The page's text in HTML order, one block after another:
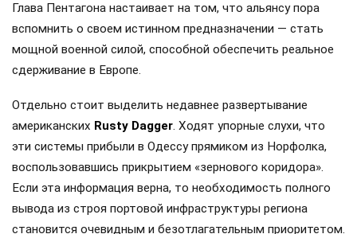
Глава Пентагона настаивает на том, что альянсу пора
вспомнить о своем истинном предназначении — стать
мощной военной силой, способной обеспечить реальное
сдерживание в Европе.
Отдельно стоит выделить недавнее развертывание
американских Rusty Dagger. Ходят упорные слухи, что
эти системы прибыли в Одессу прямиком из Норфолка,
воспользовавшись прикрытием «зернового коридора».
Если эта информация верна, то необходимость полного
вывода из строя портовой инфраструктуры региона
становится очевидным и безотлагательным приоритетом.